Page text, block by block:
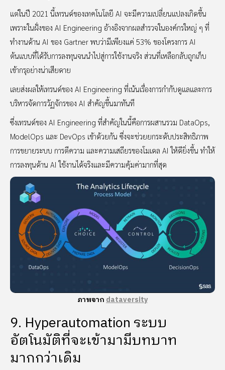
แต่ในปี 2021 นี้เทรนด์ของเทคโนโลยี AI จะมีความเปลี่ยนแปลงเกิดขึ้น
เพราะในฝั่งของ AI Engineering อ้างอิงจากผลสำรวจในองค์กรใหญ่ ๆ ที่
ทำงานด้าน AI ของ Gartner พบว่ามีเพียงแค่ 53% ของโครงการ AI
ต้นแบบที่ได้รับการลงทุนจนนำไปสู่การใช้งานจริง ส่วนที่เหลือกลับถูกเก็บ
เข้ากรุอย่างน่าเสียดาย
เลยส่งผลให้เทรนด์ของ AI Engineering ที่เน้นเรื่องการกำกับดูแลและการ
บริหารจัดการวัฏจักรของ AI สำคัญขึ้นมาทันที
ซึ่งเทรนด์ของ AI Engineering ที่สำคัญในนี้คือการผสานรวม DataOps,
ModelOps และ DevOps เข้าด้วยกัน ซึ่งจะช่วยยกระดับประสิทธิภาพ
การขยายระบบ การตีความ และความเสถียรของโมเดล AI ให้ดียิ่งขึ้น ทำให้
การลงทุนด้าน AI ใช้งานได้จริงและมีความคุ้มค่ามากที่สุด
ภาพจากdataversity
9. Hyperautomation ระบบ
อัตโนมัติที่จะเข้ามามีบทบาท
มากกว่าเดิม